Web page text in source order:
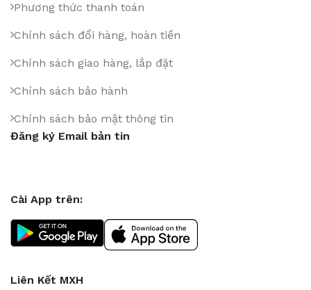
Phương thức thanh toán
Chính sách đổi hàng, hoàn tiền
Chính sách giao hàng, lắp đặt
Chính sách bảo hành
Chính sách bảo mật thông tin
Đăng ký Email bản tin
Cài App trên:
Liên Kết MXH